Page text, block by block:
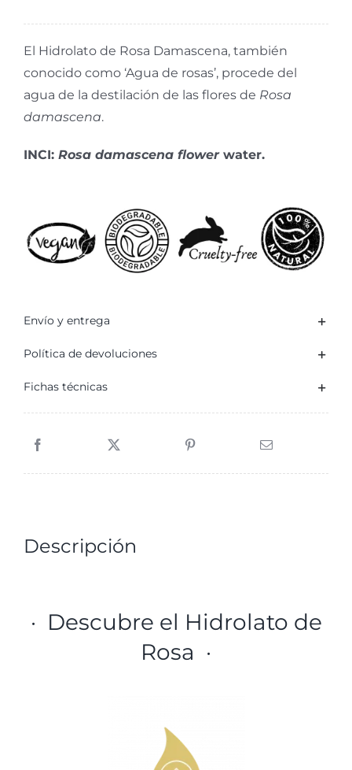
El Hidrolato de Rosa Damascena, también
conocido como ‘Agua de rosas’, procede del
agua de la destilación de las flores de Rosa
damascena.
INCI: Rosa damascena flowerwater.
Envío y entrega
Política de devoluciones
Fichas técnicas
Descripción
· Descubre el Hidrolato de
Rosa ·